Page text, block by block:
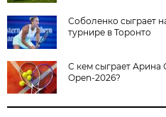
Соболенко сыграет
турнире в Торонто
С кем сыграет Арина
Open-2026?